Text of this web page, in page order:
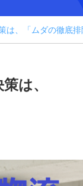
は、「ムダの徹底
は、